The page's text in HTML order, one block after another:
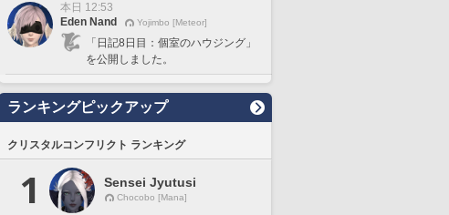
本日 12:53
Eden Nand
Yojimbo [Meteor]
「日記8日目：個室のハウジング」
を公開しました。
ランキングピックアップ
クリスタルコンフリクト ランキング
1 Sensei Jyutusi
Chocobo [Mana]